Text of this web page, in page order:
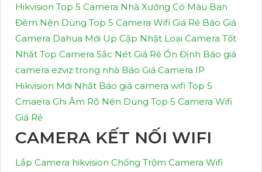
Hikvision Top 5 Camera Nhà Xưởng Có Màu Ban
Đêm Nên Dùng Top 5 Camera Wifi Giá Rẻ Báo Giá
Camera Dahua Mới Up Cập Nhật Loại Camera Tốt
Nhất Top Camera Sắc Nét Giá Rẻ Ổn Định Báo giá
camera ezviz trong nhà Báo Giá Camera IP
Hikvision Mới Nhất Báo giá camera wifi Top 5
Cmaera Ghi Âm Rõ Nên Dùng Top 5 Camera Wifi
Giá Rẻ
CAMERA KẾT NỐI WIFI
Lắp Camera hikvision Chống Trộm Camera Wifi